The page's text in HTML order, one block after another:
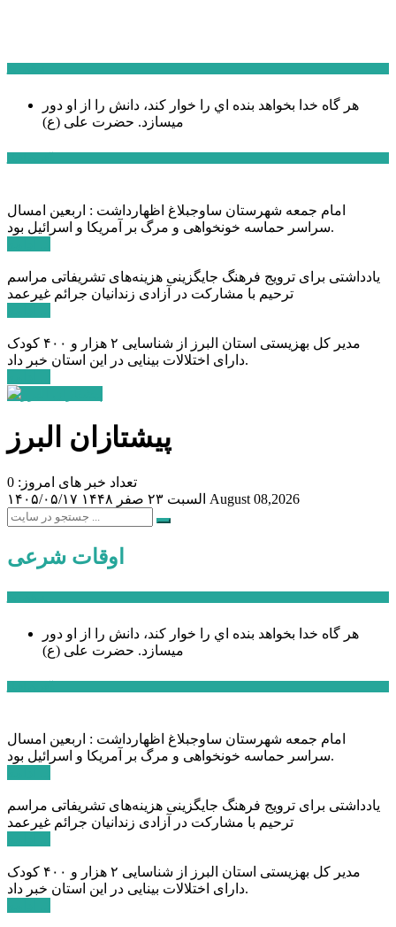
هر گاه خدا بخواهد بنده اي را خوار كند، دانش را از او دور
میسازد. حضرت علی (ع)
امام جمعه شهرستان ساوجبلاغ اظهارداشت : اربعین امسال
سراسر حماسه خونخواهی و مرگ بر آمریکا و اسرائیل بود.
یادداشتی برای ترویج فرهنگ جایگزینی هزینه‌های تشریفاتی مراسم
ترحیم با مشارکت در آزادی زندانیان جرائم غیرعمد
مدیر کل بهزیستی استان البرز از شناسایی ۲ هزار و ۴۰۰ کودک
دارای اختلالات بینایی در این استان خبر داد.
پیشتازان البرز
تعداد خبر های امروز: 0
۱۴۰۵/۰۵/۱۷
السبت ۲۳ صفر ۱۴۴۸ August 08,2026
اوقات شرعی
هر گاه خدا بخواهد بنده اي را خوار كند، دانش را از او دور
میسازد. حضرت علی (ع)
امام جمعه شهرستان ساوجبلاغ اظهارداشت : اربعین امسال
سراسر حماسه خونخواهی و مرگ بر آمریکا و اسرائیل بود.
یادداشتی برای ترویج فرهنگ جایگزینی هزینه‌های تشریفاتی مراسم
ترحیم با مشارکت در آزادی زندانیان جرائم غیرعمد
مدیر کل بهزیستی استان البرز از شناسایی ۲ هزار و ۴۰۰ کودک
دارای اختلالات بینایی در این استان خبر داد.